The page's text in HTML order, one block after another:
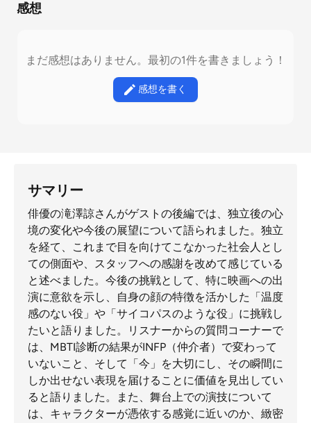
感想
まだ感想はありません。最初の1件を書きましょう！
感想を書く
サマリー
俳優の滝澤諒さんがゲストの後編では、独立後の心
境の変化や今後の展望について語られました。独立
を経て、これまで目を向けてこなかった社会人とし
ての側面や、スタッフへの感謝を改めて感じている
と述べました。今後の挑戦として、特に映画への出
演に意欲を示し、自身の顔の特徴を活かした「温度
感のない役」や「サイコパスのような役」に挑戦し
たいと語りました。リスナーからの質問コーナーで
は、MBTI診断の結果がINFP（仲介者）で変わって
いないこと、そして「今」を大切にし、その瞬間に
しか出せない表現を届けることに価値を見出してい
ると語りました。また、舞台上での演技について
は、キャラクターが憑依する感覚に近いのか、緻密